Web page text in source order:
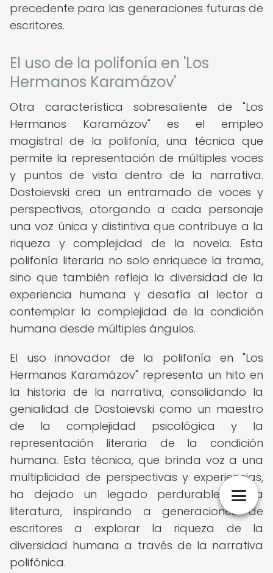
precedente para las generaciones futuras de
escritores.
El uso de la polifonía en 'Los
Hermanos Karamázov'
Otra característica sobresaliente de "Los
Hermanos Karamázov" es el empleo
magistral de la polifonía, una técnica que
permite la representación de múltiples voces
y puntos de vista dentro de la narrativa.
Dostoievski crea un entramado de voces y
perspectivas, otorgando a cada personaje
una voz única y distintiva que contribuye a la
riqueza y complejidad de la novela. Esta
polifonía literaria no solo enriquece la trama,
sino que también refleja la diversidad de la
experiencia humana y desafía al lector a
contemplar la complejidad de la condición
humana desde múltiples ángulos.
El uso innovador de la polifonía en "Los
Hermanos Karamázov" representa un hito en
la historia de la narrativa, consolidando la
genialidad de Dostoievski como un maestro
de la complejidad psicológica y la
representación literaria de la condición
humana. Esta técnica, que brinda voz a una
multiplicidad de perspectivas y experiencias,
ha dejado un legado perdurable en la
literatura, inspirando a generaciones de
escritores a explorar la riqueza de la
diversidad humana a través de la narrativa
polifónica.